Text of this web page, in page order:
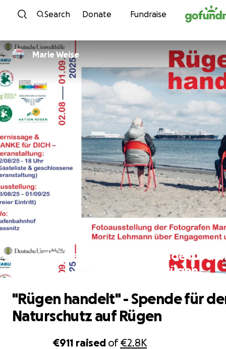
Skip to content
Search Donate Fundraise
Marie Weise
"Rügen handelt" - Spende für
Naturschutz auf Rügen
€911 raised of€2.8K
"Rügen handelt" - Spende für
Naturschutz auf Rügen